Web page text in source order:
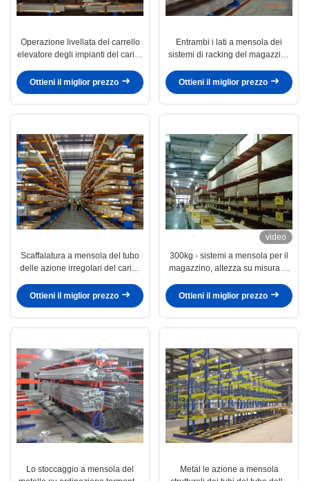
Operazione livellata del carrello
elevatore degli impianti del carico
braccio resistente degli scaffali 9
Ottieni il miglior prezzo
Entrambi i lati a mensola dei
sistemi di racking del magazzino
Ottieni il miglior prezzo
Scaffalatura a mensola del tubo
delle azione irregolari del carico
Ottieni il miglior prezzo
video
300kg - sistemi a mensola per il
magazzino, altezza su misura di
Ottieni il miglior prezzo
Lo stoccaggio a mensola del
Metal le azione a mensola